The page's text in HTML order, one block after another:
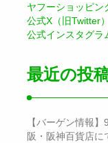
ヤフーショッピン
公式X（旧Twitter）
公式インスタグラ
最近の投
【バーゲン情報
阪・阪神百貨店に